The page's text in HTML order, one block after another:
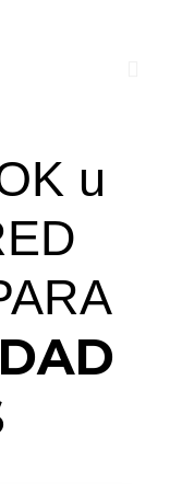
u